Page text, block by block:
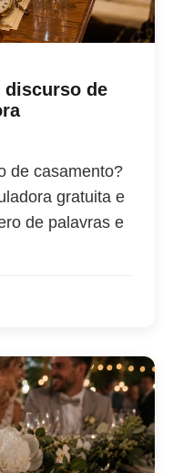
discurso de
de casamento?
gratuita e
de palavras e